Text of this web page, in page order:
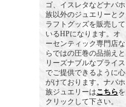
ゴ、イスレタなどナバホ
族以外のジュエリーとク
ラフトグッズを販売して
いるHPになります。オ
ーセンティック専門店な
らではの圧巻の品揃えと
リーズナブルなプライス
でご提供できるように心
がけております。ナバホ
族ジュエリーはこちらを
クリックして下さい。